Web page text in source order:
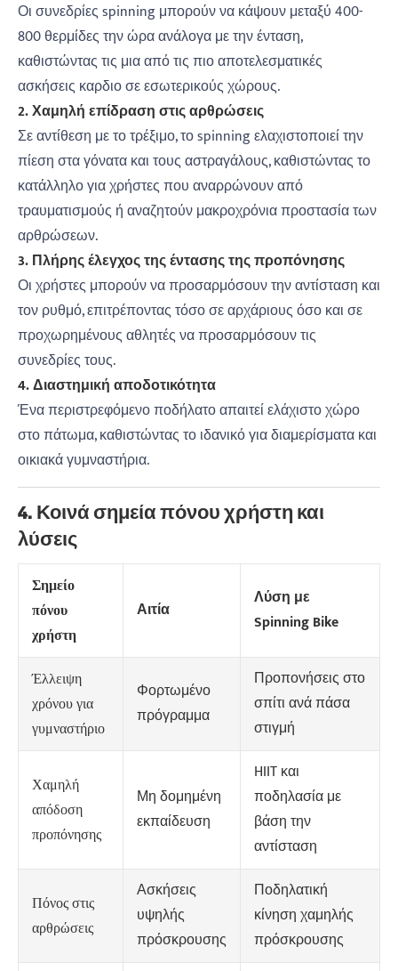
Οι συνεδρίες spinning μπορούν να κάψουν μεταξύ 400-
800 θερμίδες την ώρα ανάλογα με την ένταση,
καθιστώντας τις μια από τις πιο αποτελεσματικές
ασκήσεις καρδιο σε εσωτερικούς χώρους.
2. Χαμηλή επίδραση στις αρθρώσεις
Σε αντίθεση με το τρέξιμο, το spinning ελαχιστοποιεί την
πίεση στα γόνατα και τους αστραγάλους, καθιστώντας το
κατάλληλο για χρήστες που αναρρώνουν από
τραυματισμούς ή αναζητούν μακροχρόνια προστασία των
αρθρώσεων.
3. Πλήρης έλεγχος της έντασης της προπόνησης
Οι χρήστες μπορούν να προσαρμόσουν την αντίσταση και
τον ρυθμό, επιτρέποντας τόσο σε αρχάριους όσο και σε
προχωρημένους αθλητές να προσαρμόσουν τις
συνεδρίες τους.
4. Διαστημική αποδοτικότητα
Ένα περιστρεφόμενο ποδήλατο απαιτεί ελάχιστο χώρο
στο πάτωμα, καθιστώντας το ιδανικό για διαμερίσματα και
οικιακά γυμναστήρια.
4. Κοινά σημεία πόνου χρήστη και
λύσεις
Σημείο
πόνου
χρήστη
Αιτία
Λύση με
Spinning Bike
Έλλειψη
χρόνου για
γυμναστήριο
Φορτωμένο
πρόγραμμα
Προπονήσεις στο
σπίτι ανά πάσα
στιγμή
Χαμηλή
απόδοση
προπόνησης
Μη δομημένη
εκπαίδευση
HIIT και
ποδηλασία με
βάση την
αντίσταση
Πόνος στις
αρθρώσεις
Ασκήσεις
υψηλής
πρόσκρουσης
Ποδηλατική
κίνηση χαμηλής
πρόσκρουσης